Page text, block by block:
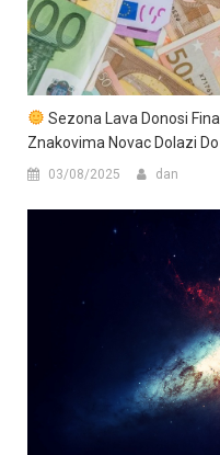
Sezona Lava Donosi
Znakovima Novac Dolazi
03/08/2025 dan